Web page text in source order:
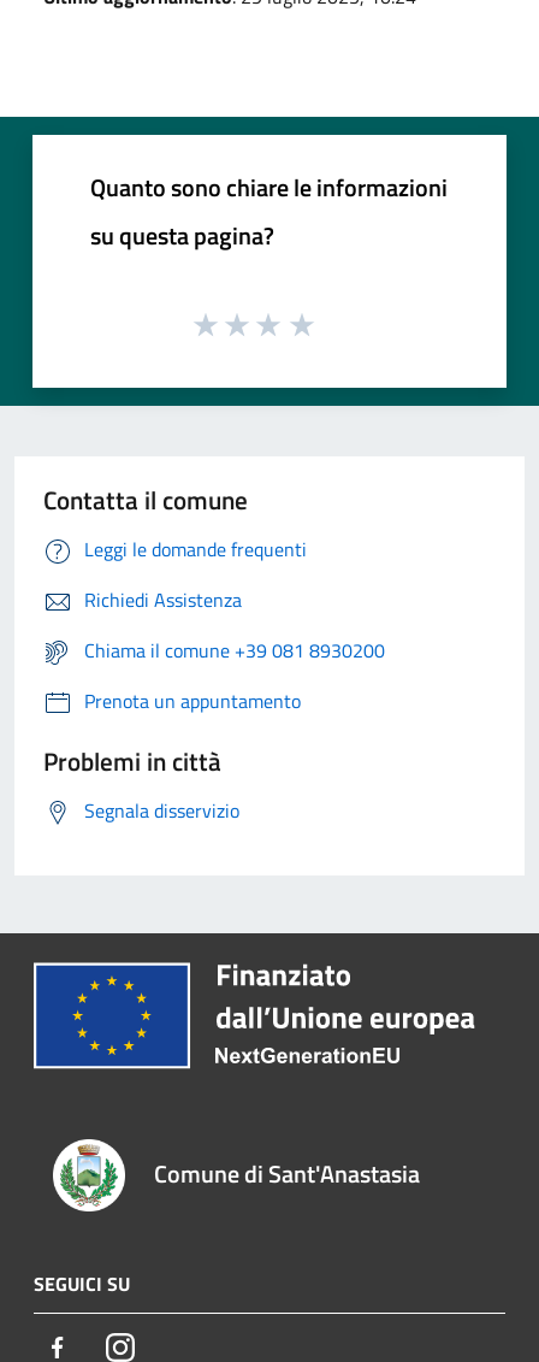
Quanto sono chiare le informazioni
su questa pagina?
Contatta il comune
Leggi le domande frequenti
Richiedi Assistenza
Chiama il comune +39 081 8930200
Prenota un appuntamento
Problemi in città
Segnala disservizio
Comune di Sant'Anastasia
SEGUICI SU
FacebookInstagram